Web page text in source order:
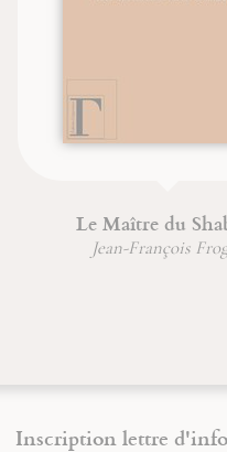
Le Maître du
Jean-François
Inscription lettre